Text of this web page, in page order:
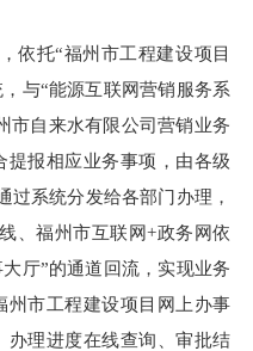
，依托“福州市工程建设项目
，与“能源互联网营销服务系
市自来水有限公司营销业务
提报相应业务事项，由各级
过系统分发给各部门办理 ，
、福州市互联网+政务网依
大厅”的通道回流，实现业务
州市工程建设项目网上办事
办理进度在线查询、审批结